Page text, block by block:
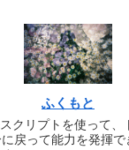
ふくもと
クリプトを使って、
戻って能力を発揮